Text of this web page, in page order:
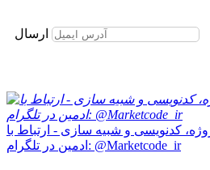
ارسال
کدنویسی و شبیه سازی - ارتباط با
ادمین در تلگرام: @Marketcode_ir